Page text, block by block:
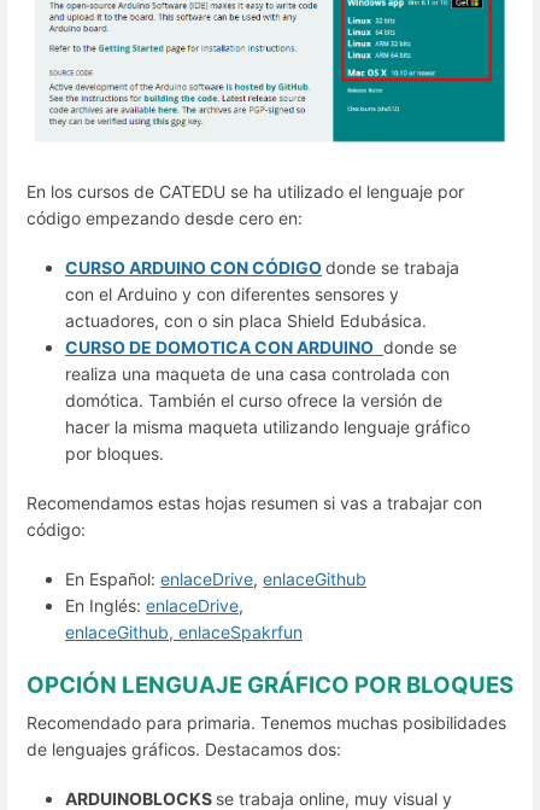
En los cursos de CATEDU se ha utilizado el lenguaje por
código empezando desde cero en:
CURSO ARDUINO CON CÓDIGOdonde se trabaja
con el Arduino y con diferentes sensores y
actuadores, con o sin placa Shield Edubásica.
CURSO DE DOMOTICA CON ARDUINO donde se
realiza una maqueta de una casa controlada con
domótica. También el curso ofrece la versión de
hacer la misma maqueta utilizando lenguaje gráfico
por bloques.
Recomendamos estas hojas resumen si vas a trabajar con
código:
En Español: enlaceDrive, enlaceGithub
En Inglés: enlaceDrive,
enlaceGithub, enlaceSpakrfun
OPCIÓN LENGUAJE GRÁFICO POR BLOQUES
Recomendado para primaria. Tenemos muchas posibilidades
de lenguajes gráficos. Destacamos dos:
ARDUINOBLOCKS se trabaja online, muy visual y